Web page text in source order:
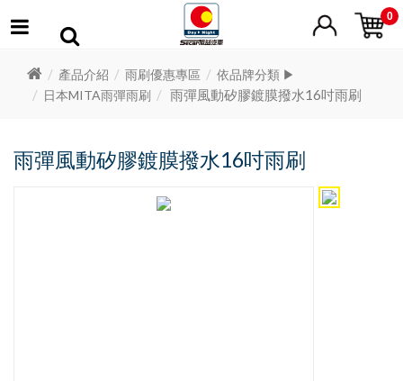
0
產品介紹 雨刷優惠專區
依品牌分類 ▶
日本MITA雨彈雨刷
雨彈風動矽膠鍍膜撥水16吋雨刷
雨彈風動矽膠鍍膜撥水16吋雨刷